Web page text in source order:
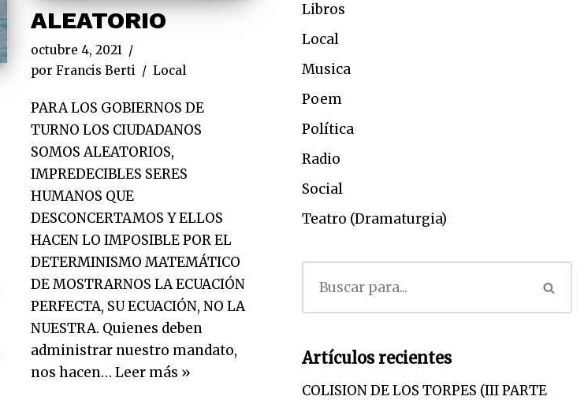
ALEATORIO
octubre 4, 2021
porFrancis Berti Local
PARA LOS GOBIERNOS DE
TURNO LOS CIUDADANOS
SOMOS ALEATORIOS,
IMPREDECIBLES SERES
HUMANOS QUE
DESCONCERTAMOS Y ELLOS
HACEN LO IMPOSIBLE POR EL
DETERMINISMO MATEMÁTICO
DE MOSTRARNOS LA ECUACIÓN
PERFECTA, SU ECUACIÓN, NO LA
NUESTRA. Quienes deben
administrar nuestro mandato,
nos hacen…Leer más »
Libros
Local
Musica
Poem
Política
Radio
Social
Teatro (Dramaturgia)
Artículos recientes
COLISION DE LOS TORPES (III PARTE